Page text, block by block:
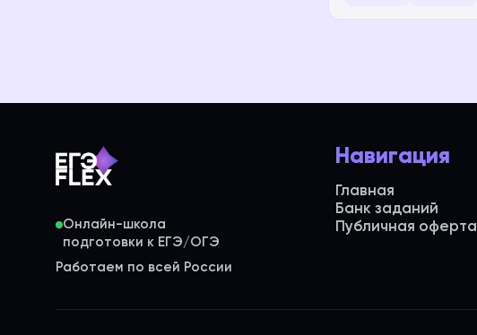
Онлайн-школа
Работаем по всей России
Навигация
Главная
Банк заданий
Публичная оферта